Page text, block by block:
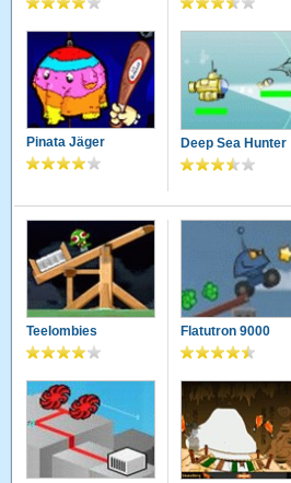
Pinata Jäger Deep Sea Hunter
Teelombies Flatutron 9000